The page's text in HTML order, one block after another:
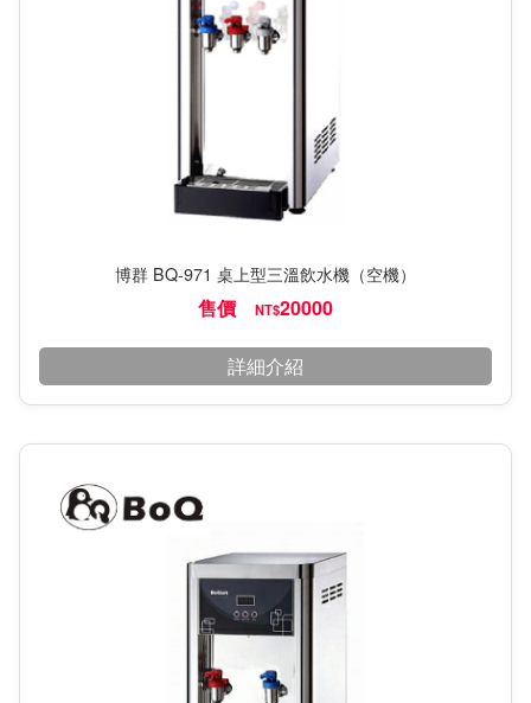
博群 BQ-971 桌上型三溫飲水機（空機）
售價 NT$20000
詳細介紹